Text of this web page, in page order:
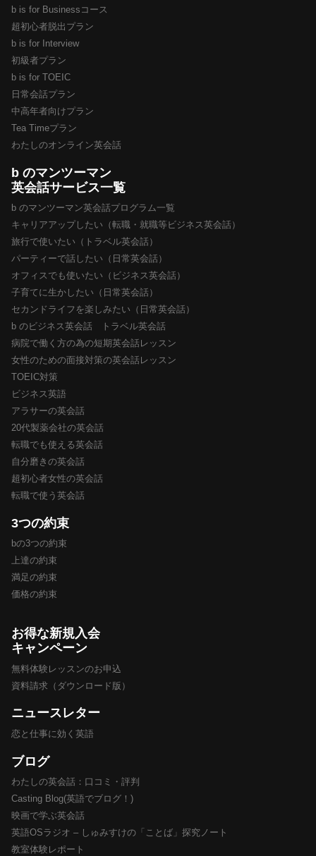
b is for Businessコース
超初心者脱出プラン
b is for Interview
初級者プラン
b is for TOEIC
日常会話プラン
中高年者向けプラン
Tea Timeプラン
わたしのオンライン英会話
b のマンツーマン
英会話サービス一覧
b のマンツーマン英会話プログラム一覧
キャリアアップしたい（転職・就職等ビジネス英会話）
旅行で使いたい（トラベル英会話）
パーティーで話したい（日常英会話）
オフィスでも使いたい（ビジネス英会話）
子育てに生かしたい（日常英会話）
セカンドライフを楽しみたい（日常英会話）
b のビジネス英会話 トラベル英会話
病院で働く方の為の短期英会話レッスン
女性のための面接対策の英会話レッスン
TOEIC対策
ビジネス英語
アラサーの英会話
20代製薬会社の英会話
転職でも使える英会話
自分磨きの英会話
超初心者女性の英会話
転職で使う英会話
3つの約束
bの3つの約束
上達の約束
満足の約束
価格の約束
お得な新規入会
キャンペーン
無料体験レッスンのお申込
資料請求（ダウンロード版）
ニュースレター
恋と仕事に効く英語
ブログ
わたしの英会話：口コミ・評判
Casting Blog(英語でブログ！)
映画で学ぶ英会話
英語OSラジオ – しゅみすけの「ことば」探究ノート
教室体験レポート